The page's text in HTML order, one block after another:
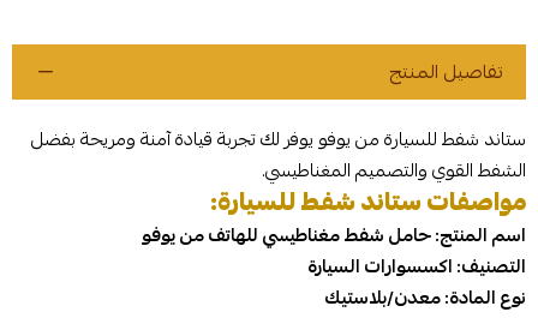
تفاصيل المنتج
ستاند شفط للسيارة من يوفو يوفر لك تجربة قيادة آمنة ومريحة بفضل
الشفط القوي والتصميم المغناطيسي.
مواصفات ستاند شفط للسيارة:
اسم المنتج: حامل شفط مغناطيسي للهاتف من يوفو
التصنيف: اكسسوارات السيارة
نوع المادة: معدن/بلاستيك